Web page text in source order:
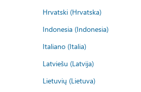
Hrvatski (Hrvatska)
Indonesia (Indonesia)
Italiano (Italia)
Latviešu (Latvija)
Lietuvių (Lietuva)